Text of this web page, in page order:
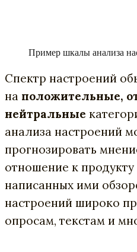
Пример шкалы анализа
Спектр настроений
на положительные,
нейтральные
анализа настроений
прогнозировать
отношение к продукту
написанных ими
настроений широко
опросам, текстам и